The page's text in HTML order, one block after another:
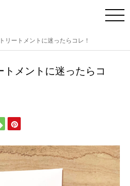
リートメントに迷ったらコレ！
メントに迷ったらコ